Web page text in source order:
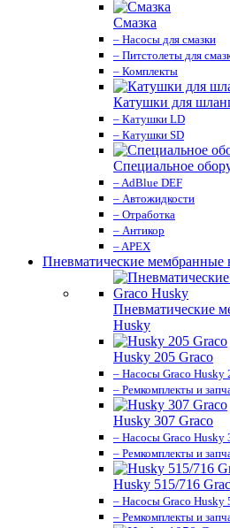
Смазка
– Насосы для смазки
– Питстолеты для
– Комплекты
Катушки для
– Катушки LD
– Катушки SD
Специальное
– AdBlue DEF
– Автожидкости
– Отработка
– Антикор
– APEX
Пневматические мембранные
Пневматические
Husky
Husky 205 Graco
– Насосы Graco Husky
– Ремкомплекты и
Husky 307 Graco
– Насосы Graco Husky
– Ремкомплекты и
Husky 515/716
– Насосы Graco Husky
– Ремкомплекты и